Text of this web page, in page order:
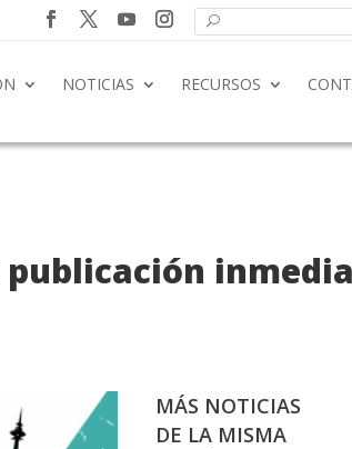
NOTICIAS RECURSOS
publicación
MÁS NOTICIAS
DE LA MISMA